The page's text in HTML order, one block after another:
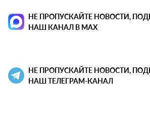
НЕ ПРОПУСКАЙТЕ НОВОСТИ,
НАШ КАНАЛ В MAX
НЕ ПРОПУСКАЙТЕ НОВОСТИ,
НАШ ТЕЛЕГРАМ-КАНАЛ